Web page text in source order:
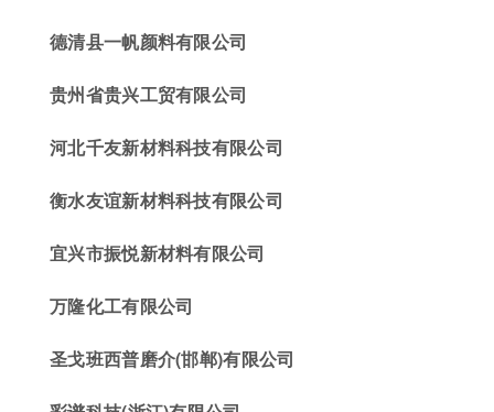
德清县一帆颜料有限公司
贵州省贵兴工贸有限公司
河北千友新材料科技有限公司
衡水友谊新材料科技有限公司
宜兴市振悦新材料有限公司
万隆化工有限公司
圣戈班西普磨介(邯郸)有限公司